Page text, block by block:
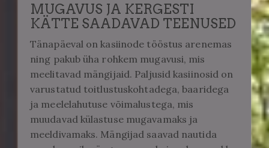
MUGAVUS JA KERGESTI
KÄTTE SAADAVAD TEENUSED
Tänapäeval on kasiinode tööstus arenemas
ning pakub üha rohkem mugavusi, mis
meelitavad mängijaid. Paljusid kasiinosid on
varustatud toitlustuskohtadega, baaridega
ja meelelahutuse võimalustega, mis
muudavad külastuse mugavamaks ja
meeldivamaks. Mängijad saavad nautida